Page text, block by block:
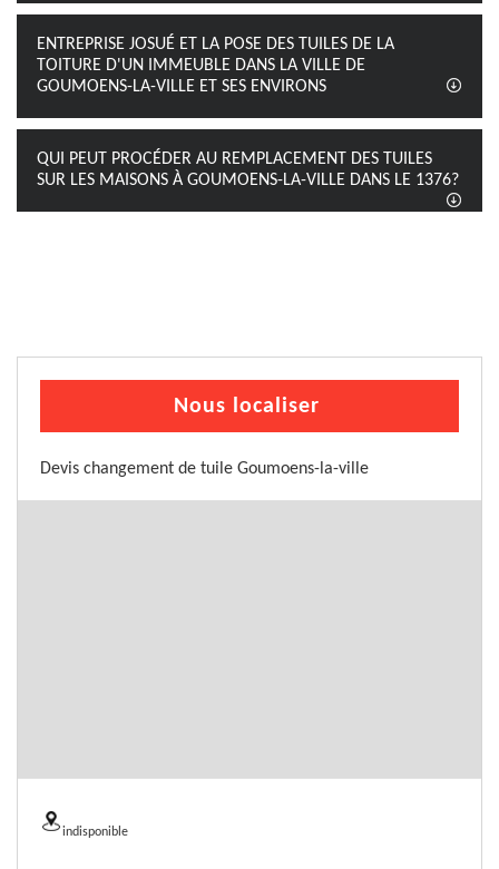
ENTREPRISE JOSUÉ ET LA POSE DES TUILES DE LA
TOITURE D'UN IMMEUBLE DANS LA VILLE DE
GOUMOENS-LA-VILLE ET SES ENVIRONS
QUI PEUT PROCÉDER AU REMPLACEMENT DES TUILES
SUR LES MAISONS À GOUMOENS-LA-VILLE DANS LE 1376?
Nous localiser
Devis changement de tuile Goumoens-la-ville
indisponible